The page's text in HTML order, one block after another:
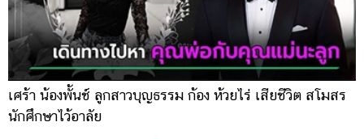
เศร้า น้องพั้นช์ ลูกสาวบุญธรรม ก้อง ห้วยไร่ เสียชีวิต สโมสร
นักศึกษาไว้อาลัย